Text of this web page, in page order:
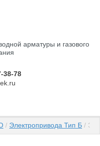
арматуры и газового
38-78
/ Электропривода Тип Б /